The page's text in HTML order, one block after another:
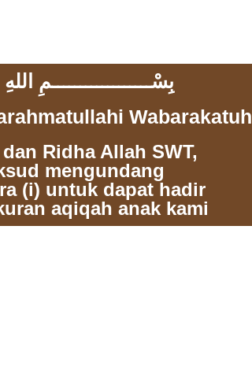
بِسْــــــــــــــــــمِ
Wabarakatuh
Ridha Allah SWT,
mengundang
(i) untuk dapat hadir
aqiqah anak kami